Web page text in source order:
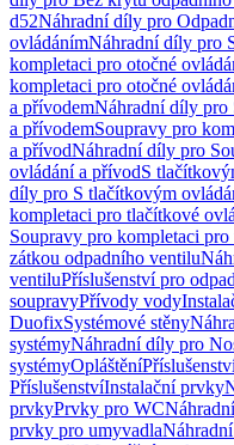
d52Náhradní díly pro
ovládánímNáhradní díly pro
kompletaci pro otočné
kompletaci pro otočné
a přívodemNáhradní díly pro
a přívodemSoupravy pro
a přívodNáhradní díly pro
ovládání a přívodS
díly pro S tlačítkovým
kompletaci pro tlačítkové
Soupravy pro kompletaci
zátkou odpadního ventilu
ventiluPříslušenství pro
soupravyPřívody vody
DuofixSystémové stěny
systémyNáhradní díly pro
systémyOpláštění
PříslušenstvíInstalační prvky
prvkyPrvky pro WC
prvky pro umyvadla